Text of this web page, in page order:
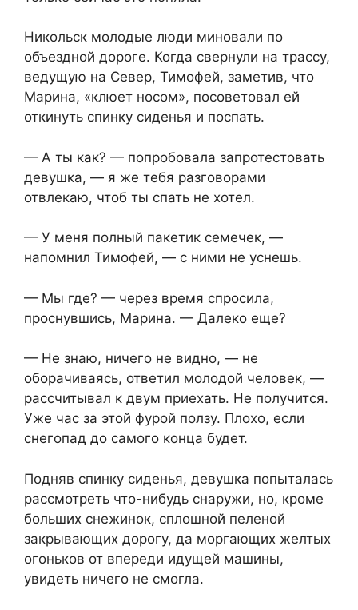
Никольск молодые люди миновали по
объездной дороге. Когда свернули на трассу,
ведущую на Север, Тимофей, заметив, что
Марина, «клюет носом», посоветовал ей
откинуть спинку сиденья и поспать.
— А ты как? — попробовала запротестовать
девушка, — я же тебя разговорами
отвлекаю, чтоб ты спать не хотел.
— У меня полный пакетик семечек, —
напомнил Тимофей, — с ними не уснешь.
— Мы где? — через время спросила,
проснувшись, Марина. — Далеко еще?
— Не знаю, ничего не видно, — не
оборачиваясь, ответил молодой человек, —
рассчитывал к двум приехать. Не получится.
Уже час за этой фурой ползу. Плохо, если
снегопад до самого конца будет.
Подняв спинку сиденья, девушка попыталась
рассмотреть что-нибудь снаружи, но, кроме
больших снежинок, сплошной пеленой
закрывающих дорогу, да моргающих желтых
огоньков от впереди идущей машины,
увидеть ничего не смогла.